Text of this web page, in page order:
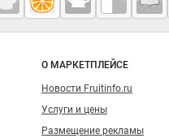
Fruitinfo.ru
— рынок
фруктов
Навигация по сайту
О МАРКЕТПЛЕЙСЕ
Новости Fruitinfo.ru
Услуги и цены
Размещение рекламы